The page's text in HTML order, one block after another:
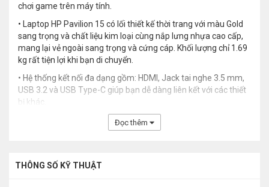
chơi game trên máy tính.
• Laptop HP Pavilion 15 có lối thiết kế thời trang với màu Gold
sang trọng và chất liệu kim loại cùng nắp lưng nhựa cao cấp,
mang lại vẻ ngoài sang trọng và cứng cáp. Khối lượng chỉ 1.69
kg rất tiện lợi khi bạn di chuyển.
• Hệ thống kết nối đa dạng gồm: HDMI, Jack tai nghe 3.5 mm,
USB 3.2 và USB Type-C giúp bạn dễ dàng liên kết với các thiết
bị khác.
Đọc thêm
THÔNG SỐ KỸ THUẬT